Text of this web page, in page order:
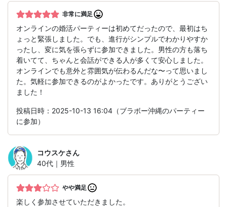
非常に満足
オンラインの婚活パーティーは初めてだったので、最初はち
ょっと緊張しました。でも、進行がシンプルでわかりやすか
ったし、変に気を張らずに参加できました。男性の方も落ち
着いてて、ちゃんと会話ができる人が多くて安心しました。
オンラインでも意外と雰囲気が伝わるんだな〜って思いまし
た。気軽に参加できるのがよかったです。ありがとうござい
ました！
投稿日時：2025-10-13 16:04（ブラボー沖縄のパーティー
に参加）
コウスケさん
40代｜男性
やや満足
楽しく参加させていただきました。